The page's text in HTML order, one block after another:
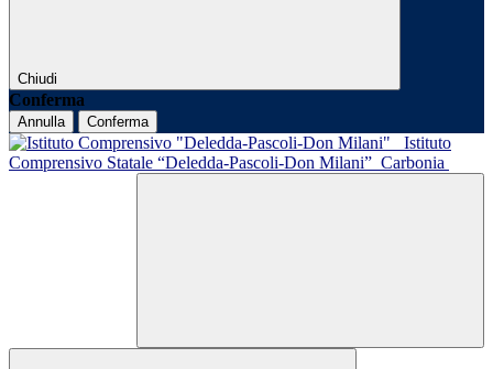
Chiudi
Conferma
Annulla Conferma
Istituto
Comprensivo Statale “Deledda-Pascoli-Don Milani” Carbonia